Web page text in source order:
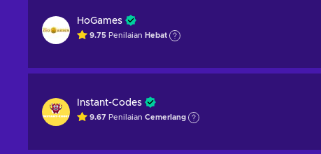
HoGames
9.75 Penilaian Hebat
Instant-Codes
9.67 Penilaian Cemerlang